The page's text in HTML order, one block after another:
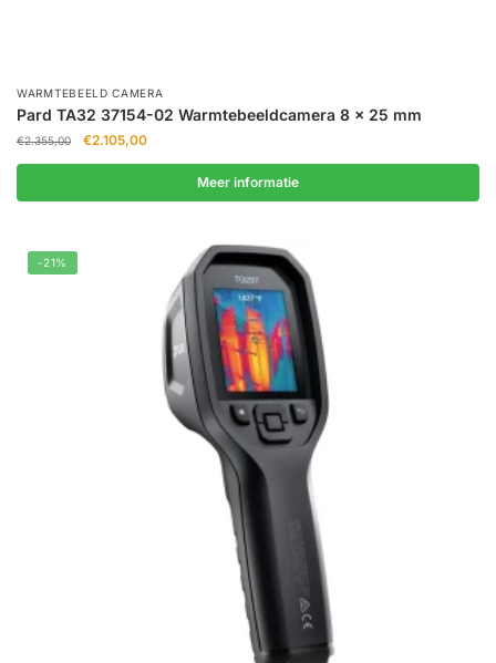
WARMTEBEELD CAMERA
Pard TA32 37154-02 Warmtebeeldcamera 8 x 25 mm
€2.355,00
Oorspronkelijke
€2.355,00.
€2.105,00Huidige
€2.105,00.
Meer informatie
-21%